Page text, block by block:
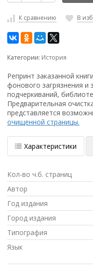
К сравнению В
Категории: История
Репринт заказанной
фонового загрязнения и
подчеркиваний,
Предварительная
представляется
очищенной страницы.
Характеристики
Кол-во ч.б. страниц
Автор
Год издания
Город издания
Типография
Язык